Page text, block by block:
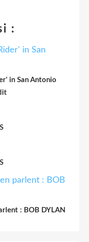
:
in San Antonio
: BOB DYLAN